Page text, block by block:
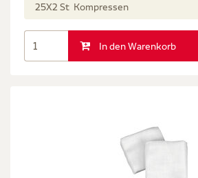
25X2 St Kompressen
In den Warenkorb